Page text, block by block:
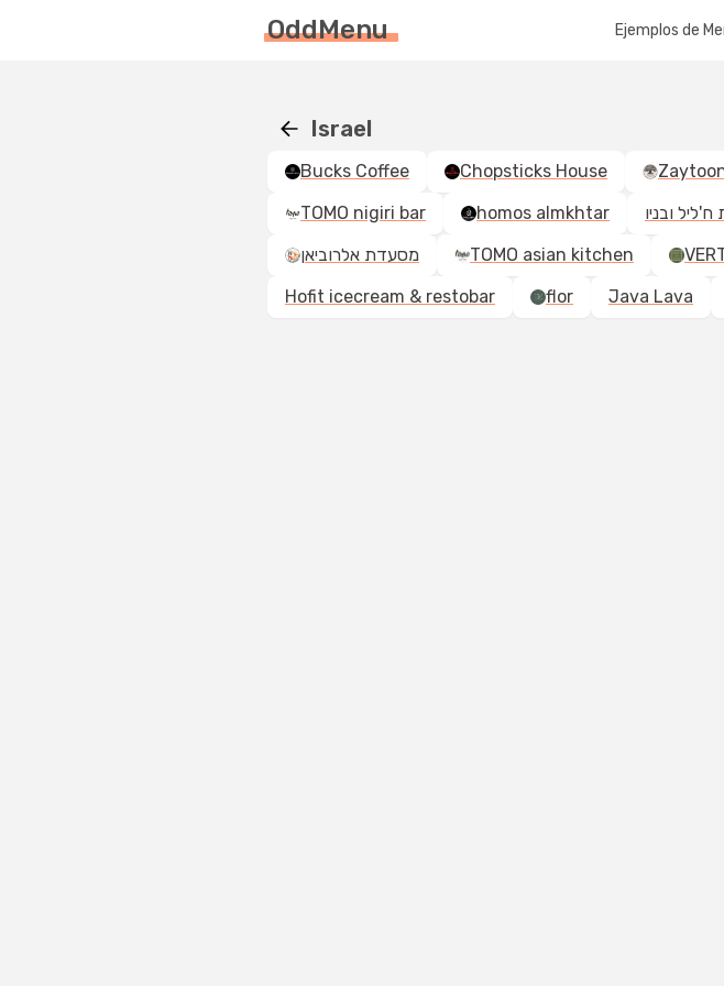
OddMenu Ejemplos de
Israel
Bucks Coffee Chopsticks House
TOMO nigiri bar
homos almkhtar ובניו
מסעדת אלרוביאן
TOMO asian kitchen
Hofit icecream & restobar
flor Java Lava